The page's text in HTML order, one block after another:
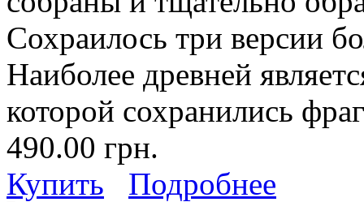
Сохраилось три версии
Наиболее древней
которой сохранились
490.00 грн.
Купить
Подробнее